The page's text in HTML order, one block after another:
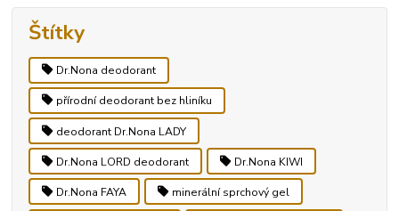
Štítky
Dr.Nona deodorant
přírodní deodorant bez hliníku
deodorant Dr.Nona LADY
Dr.Nona LORD deodorant Dr.Nona KIWI
Dr.Nona FAYA minerální sprchový gel